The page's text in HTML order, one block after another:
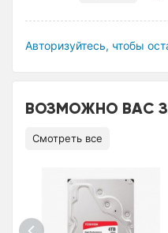
Авторизуйтесь, чтобы
ВОЗМОЖНО ВАС
Смотреть все